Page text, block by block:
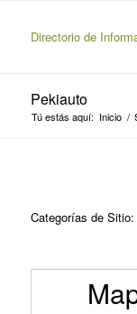
Directorio de
Pekiauto
Tú estás aquí: Inicio /
Categorías de Sitio: